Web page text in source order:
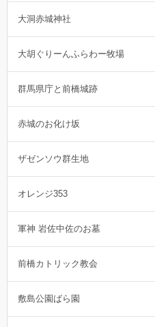
大洞赤城神社
大胡ぐりーんふらわー牧場
群馬県庁と前橋城跡
赤城のお化け坂
ザゼンソウ群生地
オレンジ353
軍神 岩佐中佐のお墓
前橋カトリック教会
敷島公園ばら園